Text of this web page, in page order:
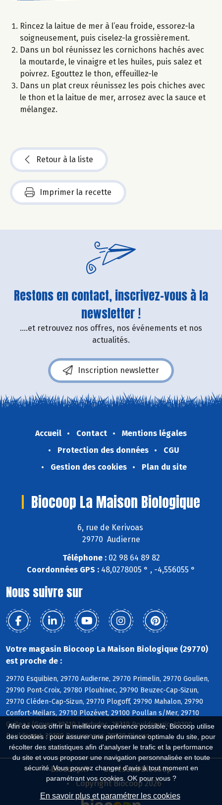
Afin de vous offrir la meilleure expérience possible, Biocoop utilise
des cookies : pour assurer une performance optimale du site, pour
récolter des statistiques afin d'analyser le trafic et la performance
du site et vous proposer une navigation personnalisée en toute
sécurité. Vous pouvez changer d'avis à tout moment en
paramétrant vos cookies. OK pour vous ?
En savoir plus et paramétrer les cookies
Rincez la laitue de mer à l’eau froide, essorez-la
soigneusement, puis ciselez-la grossièrement.
Dans un bol réunissez les cornichons hachés avec
la moutarde, le vinaigre et les huiles, puis salez et
poivrez. Egouttez le thon, effeuillez-le
Dans un plat creux réunissez les pois chiches avec
le thon et la laitue de mer, arrosez avec la sauce et
mélangez.
Retour à la liste
Imprimer la recette
Restons en contact, inscrivez-vous à la
newsletter !
....et retrouvez nos offres, nos événements et nos
actualités.
Inscription newsletter
Accueil Contact
Mentions légales
Protection des données
CGU
Gestion des cookies
Plan du site
Biocoop La Maison Biologique
6, rue de Kerivoas
29770 Audierne
Téléphone :02 98 64 89 82
Coordonnées GPS : 48,0278005 ° , -4,556055 °
Nous suivre sur
Votre magasin Biocoop La Maison Biologique (29770)
est proche de :
29770 Esquibien, 29770 Audierne, 29770 Primelin, 29770 Goulien,
29790 Pont-Croix, 29780 Plouhinec, 29790 Beuzec-Cap-Sizun,
29770 Cléden-Cap-Sizun, 29770 Plogoff, 29790 Mahalon, 29790
Confort-Meilars, 29710 Plozévet, 29100 Poullan s/Mer, 29710
Guiler s/Goyen, 29710 Landudec, 29710 Pouldreuzic, 29100
Pouldergat, 29100 Douarnenez, 29720 Plovan
Biocoop.fr
Le réseau Biocoop
Copyright Biocoop 2026